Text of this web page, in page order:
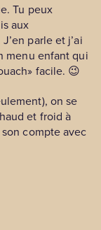
Tu peux
aux
parle et j’ai
menu enfant qui
facile. 😉
on se
et froid à
compte avec